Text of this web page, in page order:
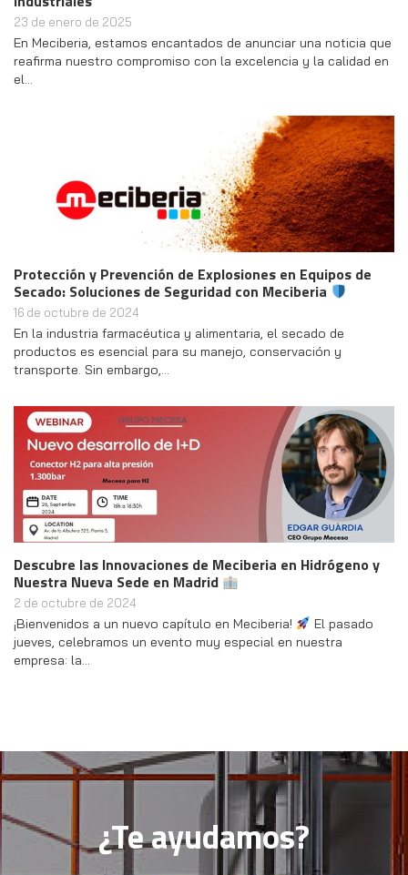
23 de enero de 2025
En Meciberia, estamos encantados de anunciar una noticia que
reafirma nuestro compromiso con la excelencia y la calidad en
el…
Protección y Prevención de Explosiones en Equipos de
Secado: Soluciones de Seguridad con Meciberia
16 de octubre de 2024
En la industria farmacéutica y alimentaria, el secado de
productos es esencial para su manejo, conservación y
transporte. Sin embargo,…
Descubre las Innovaciones de Meciberia en Hidrógeno y
Nuestra Nueva Sede en Madrid
2 de octubre de 2024
¡Bienvenidos a un nuevo capítulo en Meciberia!
El pasado
jueves, celebramos un evento muy especial en nuestra
empresa: la…
¿Te ayudamos?